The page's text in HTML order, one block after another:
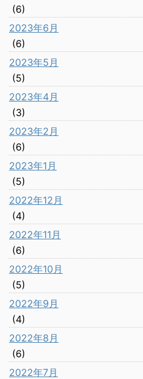
(6)
2023年6月
(6)
2023年5月
(5)
2023年4月
(3)
2023年2月
(6)
2023年1月
(5)
2022年12月
(4)
2022年11月
(6)
2022年10月
(5)
2022年9月
(4)
2022年8月
(6)
2022年7月